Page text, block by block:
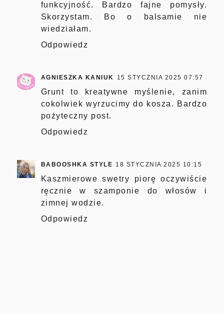
funkcyjność. Bardzo fajne pomysły.
Skorzystam. Bo o balsamie nie
wiedziałam.
Odpowiedz
AGNIESZKA KANIUK 15 STYCZNIA 2025 07:57
Grunt to kreatywne myślenie, zanim
cokolwiek wyrzucimy do kosza. Bardzo
pożyteczny post.
Odpowiedz
BABOOSHKA STYLE 18 STYCZNIA 2025 10:15
Kaszmierowe swetry piorę oczywiście
ręcznie w szamponie do włosów i
zimnej wodzie.
Odpowiedz